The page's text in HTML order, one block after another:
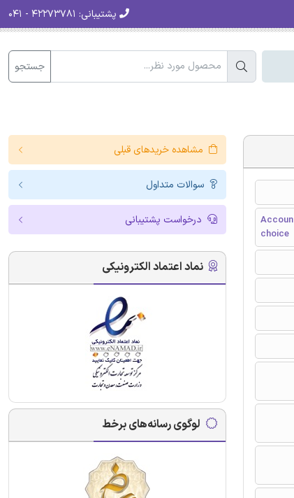
پشتیبانی:
جستجو
choice
مشاهده خریدهای قبلی
سوالات متداول
درخواست پشتیبانی
نماد اعتماد الکترونیکی
لوگوی رسانه‌های برخط